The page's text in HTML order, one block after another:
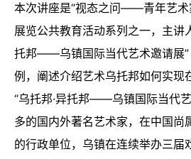
本次讲座是“视态之问——青年艺术
展览公共教育活动系列之一，主讲
托邦——乌镇国际当代艺术邀请展”
例，阐述介绍艺术乌托邦如何实现
“乌托邦·异托邦——乌镇国际当代
多的国内外著名艺术家，在中国尚
的行政单位，乌镇在连续举办三届